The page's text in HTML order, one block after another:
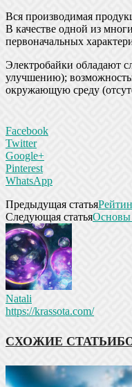
Вся производимая
В качестве одной из
первоначальных
Электробайки обладают
улучшению);
окружающую среду
Facebook
Twitter
Google+
Pinterest
WhatsApp
Предыдущая статья
Следующая статьяОсновы
Natali
https://krassota.com/
СХОЖИЕ СТАТЬИ